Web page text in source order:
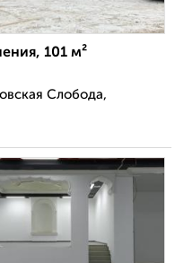
101 м²
Слобода,